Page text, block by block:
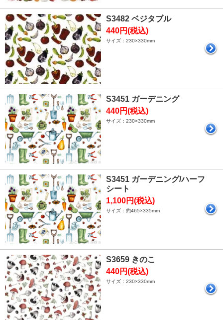
S3482 ベジタブル
440円(税込)
サイズ：230×330mm
S3451 ガーデニング
440円(税込)
サイズ：230×330mm
S3451 ガーデニング/ハーフ
シート
1,100円(税込)
サイズ：約465×335mm
S3659 きのこ
440円(税込)
サイズ：230×330mm